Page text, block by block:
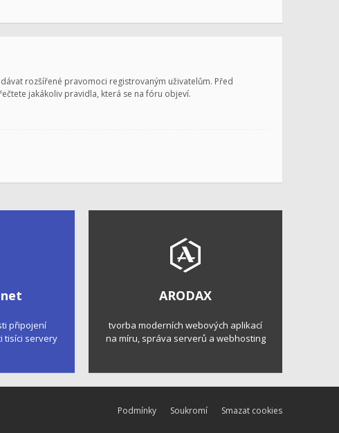
rozšířené pravomoci registrovaným uživatelům. Před
jakákoliv pravidla, která se na fóru objeví.
připojení
tisíci servery
ARODAX
tvorba moderních webových aplikací
na míru, správa serverů a webhosting
Smazat cookies
Soukromí
Podmínky